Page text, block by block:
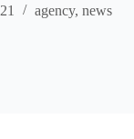
agency, news